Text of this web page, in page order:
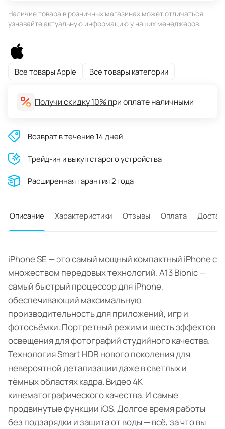
Наличие товара в розничных магазинах может отличаться,
узнавайте актуальную информацию у наших менеджеров.
Все товары Apple Все товары категории
Получи скидку 10% при оплате наличными
Возврат в течение 14 дней
Трейд-ин и выкуп старого устройства
Расширенная гарантия 2 года
Описание Характеристики Отзывы Оплата
iPhone SE — это самый мощный компактный iPhone с
множеством передовых технологий. A13 Bionic —
самый быстрый процессор для iPhone,
обеспечивающий максимальную
производительность для приложений, игр и
фотосъёмки. Портретный режим и шесть эффектов
освещения для фотографий студийного качества.
Технология Smart HDR нового поколения для
невероятной детализации даже в светлых и
тёмных областях кадра. Видео 4K
кинематографического качества. И самые
продвинутые функции iOS. Долгое время работы
без подзарядки и защита от воды — всё, за что вы